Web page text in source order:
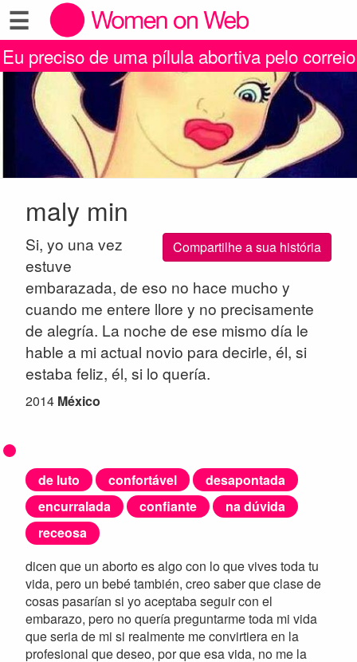
☰
Eu preciso de uma pílula abortiva pelo correio
maly min
Compartilhe a sua história
Si, yo una vez
estuve
embarazada, de eso no hace mucho y
cuando me entere llore y no precisamente
de alegría. La noche de ese mismo día le
hable a mi actual novio para decirle, él, si
estaba feliz, él, si lo quería.
2014 México
de luto confortável
desapontada
encurralada
confiante
na dúvida
receosa
dicen que un aborto es algo con lo que vives toda tu
vida, pero un bebé también, creo saber que clase de
cosas pasarían si yo aceptaba seguir con el
embarazo, pero no quería preguntarme toda mi vida
que seria de mi si realmente me convirtiera en la
profesional que deseo, por que esa vida, no me la